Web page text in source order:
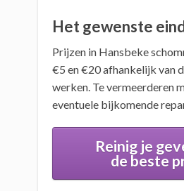
Het gewenste
Prijzen in Hansbeke
€5 en €20 afhankelijk van
werken. Te vermeerderen
eventuele bijkomende
Reinig je
de beste